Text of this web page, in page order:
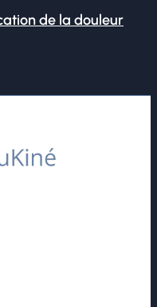
de la douleur